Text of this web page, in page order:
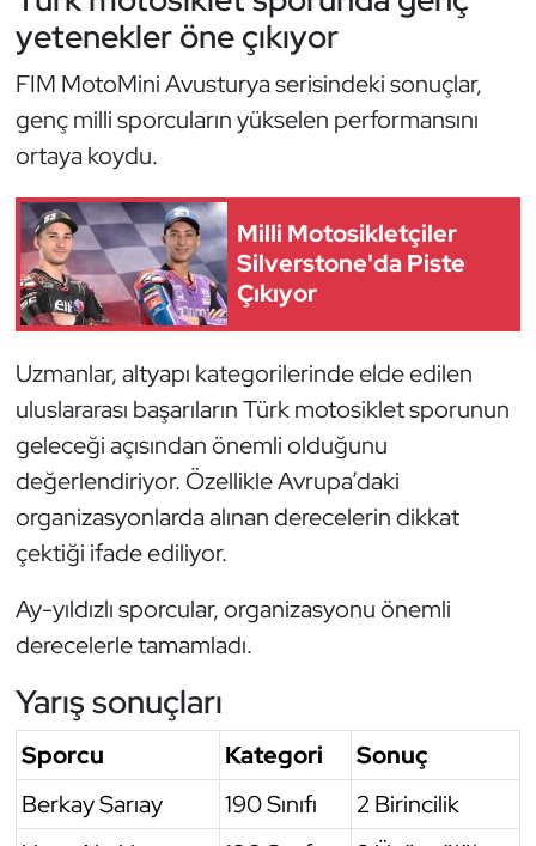
yetenekler öne çıkıyor
FIM MotoMini Avusturya serisindeki sonuçlar,
genç milli sporcuların yükselen performansını
ortaya koydu.
Milli Motosikletçiler
Silverstone'da Piste
Çıkıyor
Uzmanlar, altyapı kategorilerinde elde edilen
uluslararası başarıların Türk motosiklet sporunun
geleceği açısından önemli olduğunu
değerlendiriyor. Özellikle Avrupa’daki
organizasyonlarda alınan derecelerin dikkat
çektiği ifade ediliyor.
Ay-yıldızlı sporcular, organizasyonu önemli
derecelerle tamamladı.
Yarış sonuçları
Sporcu Kategori
Sonuç
Berkay Sarıay
190 Sınıfı
2 Birincilik
Modern Pentatlon
Motor Sporları
Muay Thai
Okçuluk
Optimist
Özel Sporcular
Paralimpik
Ragbi
Su Topu
Sualtı Sporları
Tekvando
Tenis